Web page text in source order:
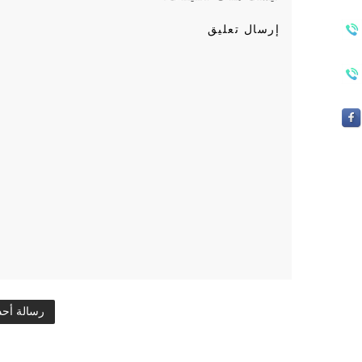
إرسال تعليق
رسالة